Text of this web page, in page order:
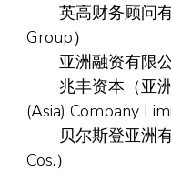
英高财务顾问有
Group）
亚洲融资有限公
兆丰资本（亚洲
(Asia) Company
贝尔斯登亚洲有
Cos.）